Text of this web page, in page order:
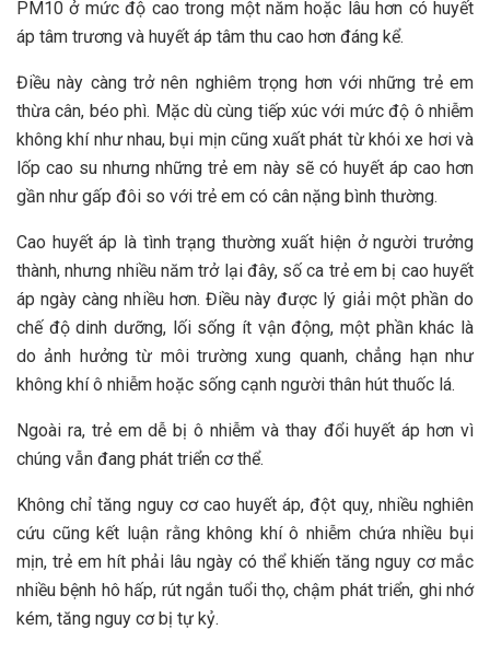
PM10 ở mức độ cao trong một năm hoặc lâu hơn có huyết
áp tâm trương và huyết áp tâm thu cao hơn đáng kể.
Điều này càng trở nên nghiêm trọng hơn với những trẻ em
thừa cân, béo phì. Mặc dù cùng tiếp xúc với mức độ ô nhiễm
không khí như nhau, bụi mịn cũng xuất phát từ khói xe hơi và
lốp cao su nhưng những trẻ em này sẽ có huyết áp cao hơn
gần như gấp đôi so với trẻ em có cân nặng bình thường.
Cao huyết áp là tình trạng thường xuất hiện ở người trưởng
thành, nhưng nhiều năm trở lại đây, số ca trẻ em bị cao huyết
áp ngày càng nhiều hơn. Điều này được lý giải một phần do
chế độ dinh dưỡng, lối sống ít vận động, một phần khác là
do ảnh hưởng từ môi trường xung quanh, chẳng hạn như
không khí ô nhiễm hoặc sống cạnh người thân hút thuốc lá.
Ngoài ra, trẻ em dễ bị ô nhiễm và thay đổi huyết áp hơn vì
chúng vẫn đang phát triển cơ thể.
Không chỉ tăng nguy cơ cao huyết áp, đột quỵ, nhiều nghiên
cứu cũng kết luận rằng không khí ô nhiễm chứa nhiều bụi
mịn, trẻ em hít phải lâu ngày có thể khiến tăng nguy cơ mắc
nhiều bệnh hô hấp, rút ngắn tuổi thọ, chậm phát triển, ghi nhớ
kém, tăng nguy cơ bị tự kỷ.